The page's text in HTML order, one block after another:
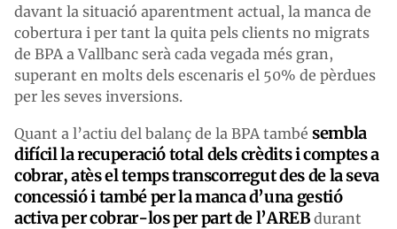
davant la situació aparentment actual, la manca de
cobertura i per tant la quita pels clients no migrats
de BPA a Vallbanc serà cada vegada més gran,
superant en molts dels escenaris el 50% de pèrdues
per les seves inversions.
Quant a l’actiu del balanç de la BPA també sembla
difícil la recuperació total dels crèdits i comptes a
cobrar, atès el temps transcorregut des de la seva
concessió i també per la manca d’una gestió
activa per cobrar-los per part de l’AREBdurant